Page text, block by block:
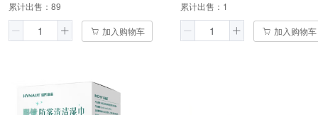
累计出售： 89
加入购物车
累计出售： 1
加入购物车